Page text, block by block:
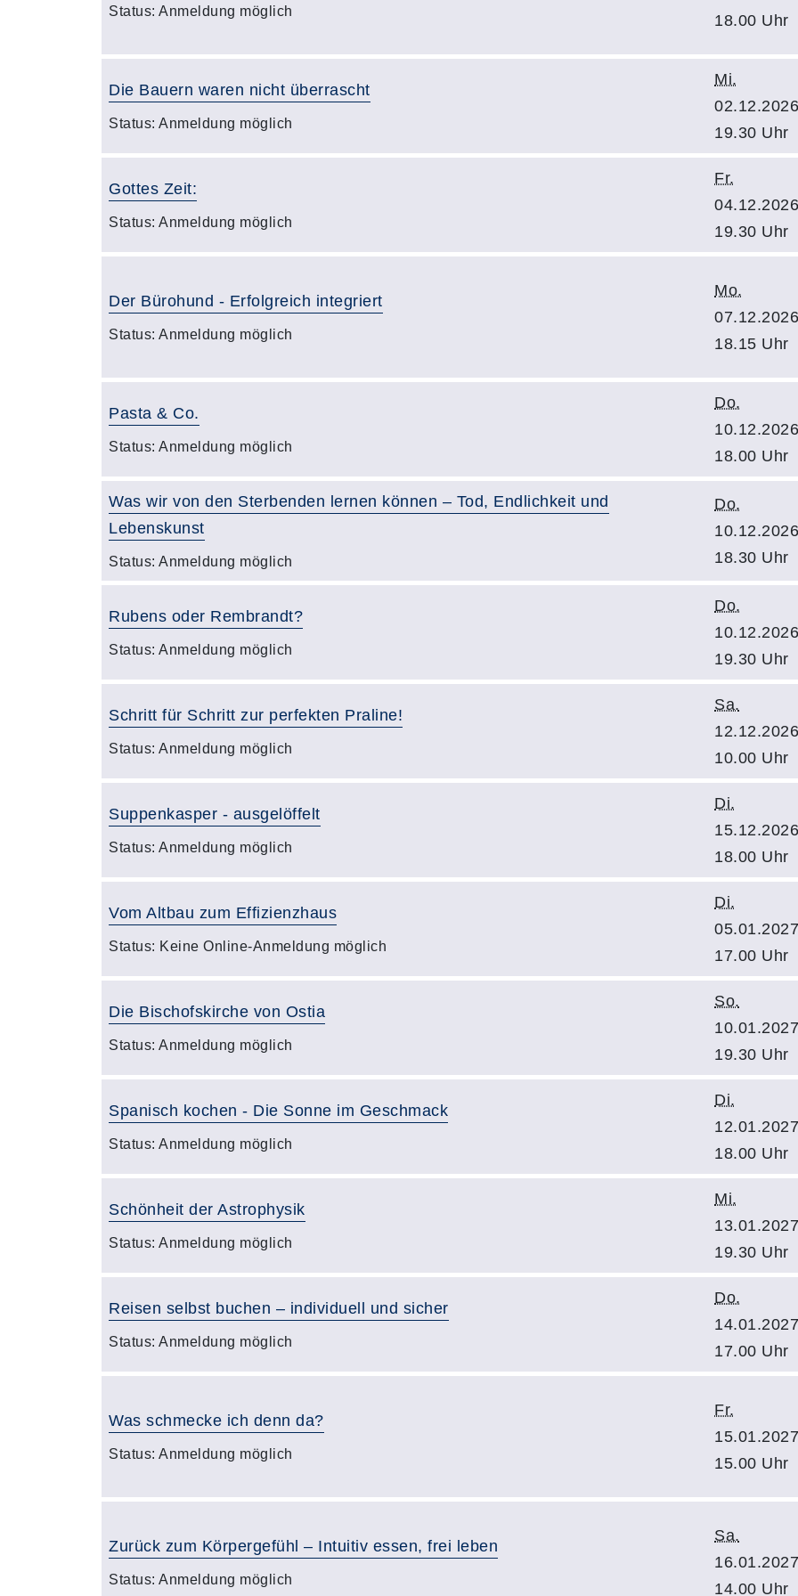
Status: Anmeldung möglich
18.00 Uhr
Die Bauern waren nicht überrascht
Status: Anmeldung möglich
Mi.
19.30 Uhr
Gottes Zeit:
Status: Anmeldung möglich
Fr.
19.30 Uhr
Der Bürohund - Erfolgreich integriert
Status: Anmeldung möglich
Mo.
18.15 Uhr
Pasta & Co.
Status: Anmeldung möglich
Do.
18.00 Uhr
Was wir von den Sterbenden lernen können – Tod, Endlichkeit und
Lebenskunst
Status: Anmeldung möglich
Do.
18.30 Uhr
Rubens oder Rembrandt?
Status: Anmeldung möglich
Do.
19.30 Uhr
Schritt für Schritt zur perfekten Praline!
Status: Anmeldung möglich
Sa.
10.00 Uhr
Suppenkasper - ausgelöffelt
Status: Anmeldung möglich
Di.
18.00 Uhr
Vom Altbau zum Effizienzhaus
Status: Keine Online-Anmeldung möglich
Di.
17.00 Uhr
Die Bischofskirche von Ostia
Status: Anmeldung möglich
So.
19.30 Uhr
Spanisch kochen - Die Sonne im Geschmack
Status: Anmeldung möglich
Di.
18.00 Uhr
Schönheit der Astrophysik
Status: Anmeldung möglich
Mi.
19.30 Uhr
Reisen selbst buchen – individuell und sicher
Status: Anmeldung möglich
Do.
17.00 Uhr
Was schmecke ich denn da?
Status: Anmeldung möglich
Fr.
15.00 Uhr
Zurück zum Körpergefühl – Intuitiv essen, frei leben
Status: Anmeldung möglich
Sa.
14.00 Uhr